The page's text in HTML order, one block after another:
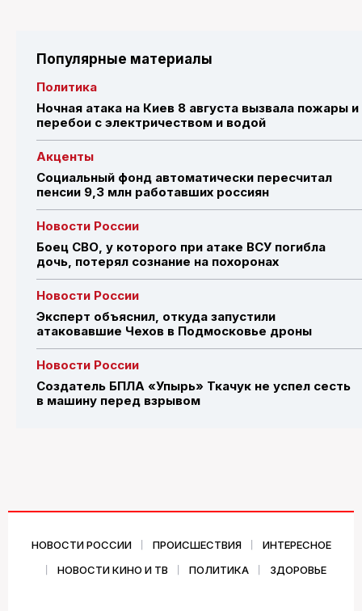
Популярные материалы
Политика
Ночная атака на Киев 8 августа вызвала пожары и
перебои с электричеством и водой
Акценты
Социальный фонд автоматически пересчитал
пенсии 9,3 млн работавших россиян
Новости России
Боец СВО, у которого при атаке ВСУ погибла
дочь, потерял сознание на похоронах
Новости России
Эксперт объяснил, откуда запустили
атаковавшие Чехов в Подмосковье дроны
Новости России
Создатель БПЛА «Упырь» Ткачук не успел сесть
в машину перед взрывом
НОВОСТИ РОССИИ ПРОИСШЕСТВИЯ
ИНТЕРЕСНОЕ
НОВОСТИ КИНО И ТВ
ПОЛИТИКА ЗДОРОВЬЕ